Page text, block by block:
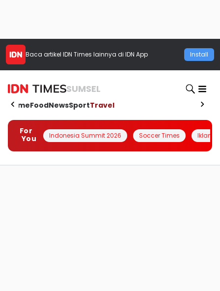
Baca artikel IDN Times lainnya di IDN App Install
SUMSEL
HomeFoodNewsSportTravel
For
You
Indonesia Summit 2026 Soccer Times Iklanin